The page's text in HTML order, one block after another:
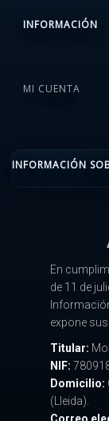
INFORMACIÓN
MI CUENTA
INFORMACIÓN
En
de 11 de
expone
Titular:
NIF:
Domicilio:
(Lleida).